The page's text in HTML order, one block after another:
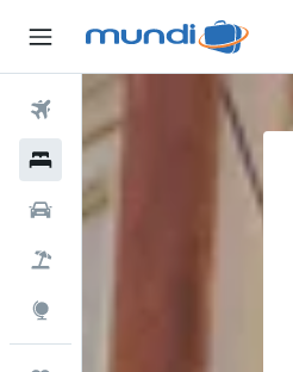
Passagens Aéreas
Hospedagens
Carros